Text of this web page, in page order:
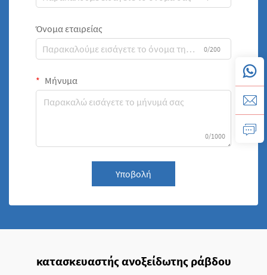
Όνομα εταιρείας
0/200
Μήνυμα
0/1000
Υποβολή
κατασκευαστής ανοξείδωτης ράβδου